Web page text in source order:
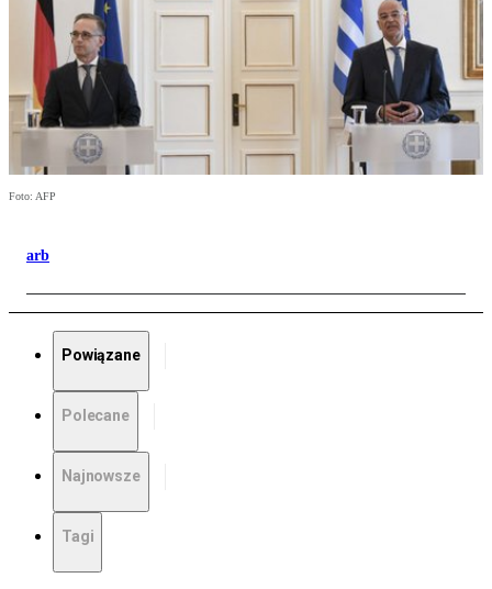
Foto: AFP
arb
Powiązane
Polecane
Najnowsze
Tagi